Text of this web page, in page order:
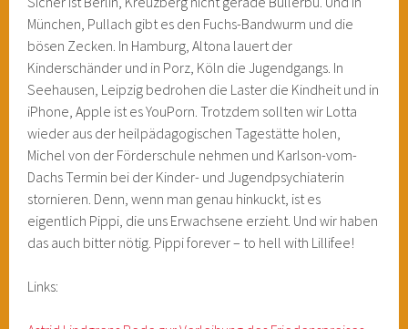
München, Pullach gibt es den Fuchs-Bandwurm und die
bösen Zecken. In Hamburg, Altona lauert der
Kinderschänder und in Porz, Köln die Jugendgangs. In
Seehausen, Leipzig bedrohen die Laster die Kindheit und in
iPhone, Apple ist es YouPorn. Trotzdem sollten wir Lotta
wieder aus der heilpädagogischen Tagestätte holen,
Michel von der Förderschule nehmen und Karlson-vom-
Dachs Termin bei der Kinder- und Jugendpsychiaterin
stornieren. Denn, wenn man genau hinkuckt, ist es
eigentlich Pippi, die uns Erwachsene erzieht. Und wir haben
das auch bitter nötig. Pippi forever – to hell with Lillifee!
Links: